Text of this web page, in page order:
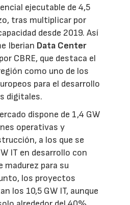
ejecutable de 4,5
tras multiplicar por
desde 2019. Así
Iberian Data Center
CBRE, que destaca el
como uno de los
para el desarrollo
digitales.
dispone de 1,4 GW
operativas y
a los que se
IT en desarrollo con
madurez para su
los proyectos
los 10,5 GW IT, aunque